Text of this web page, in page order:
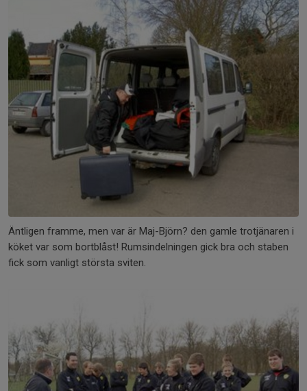
Äntligen framme, men var är Maj-Björn? den gamle trotjänaren i
köket var som bortblåst! Rumsindelningen gick bra och staben
fick som vanligt största sviten.